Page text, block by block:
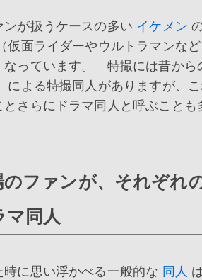
が扱うケースの多い イケメン
仮面ライダーやウルトラマンな
なっています。 特撮には昔から
による特撮同人がありますが、
とさらにドラマ同人と呼ぶことも
のファンが、それぞれ
マ同人
に思い浮かべる一般的な 同人